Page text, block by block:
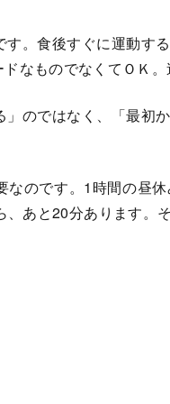
。食後すぐに運動す
なものでなくてＯＫ。
のではなく、「最初
のです。1時間の昼休
あと20分あります。